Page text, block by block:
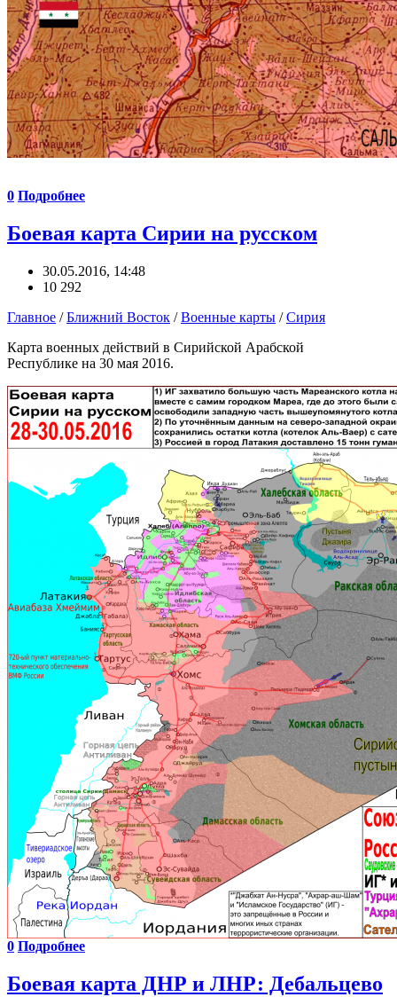
0 Подробнее
Боевая карта Сирии на русском
30.05.2016, 14:48
10 292
Главное /Ближний Восток /Военные карты /Сирия
Карта военных действий в Сирийской Арабской
Республике на 30 мая 2016.
0 Подробнее
Боевая карта ДНР и ЛНР: Дебальцево